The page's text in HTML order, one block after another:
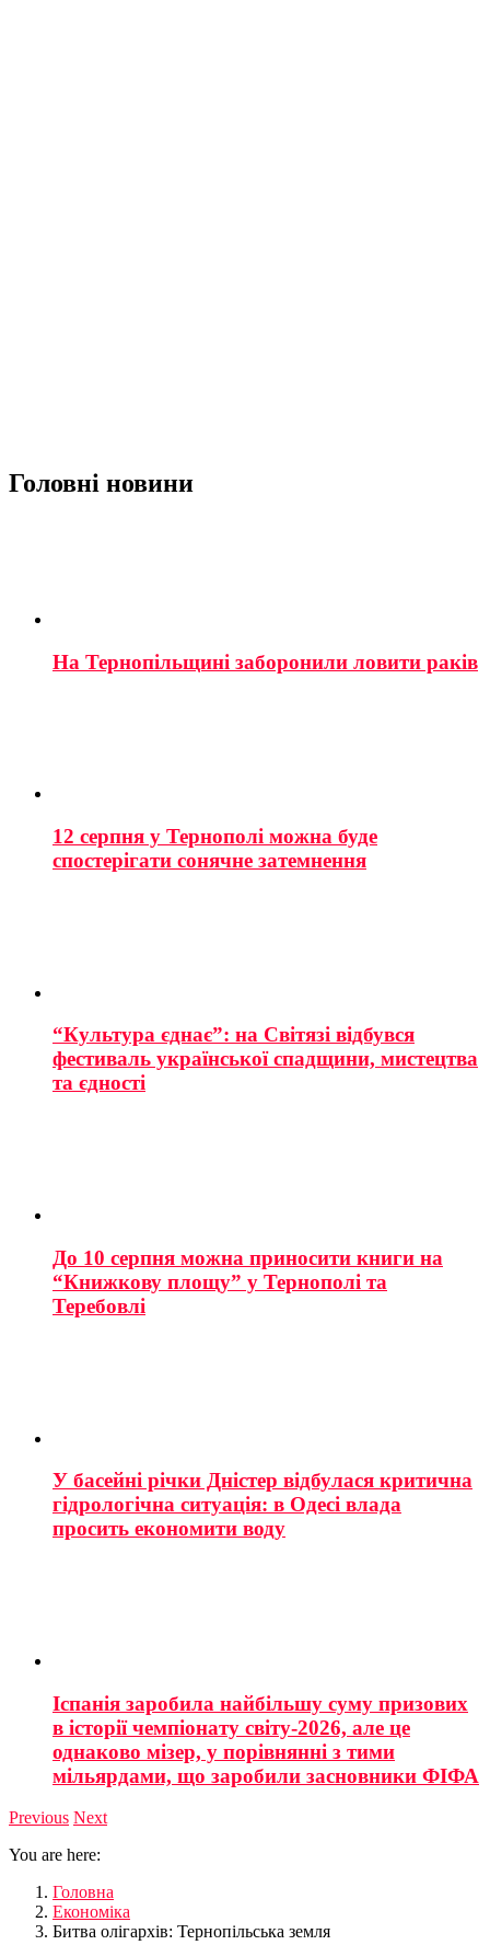
Головні новини
На Тернопільщині заборонили ловити раків
12 серпня у Тернополі можна буде
спостерігати сонячне затемнення
“Культура єднає”: на Світязі відбувся
фестиваль української спадщини, мистецтва
та єдності
До 10 серпня можна приносити книги на
“Книжкову площу” у Тернополі та
Теребовлі
У басейні річки Дністер відбулася критична
гідрологічна ситуація: в Одесі влада
просить економити воду
Іспанія заробила найбільшу суму призових
в історії чемпіонату світу-2026, але це
однаково мізер, у порівнянні з тими
мільярдами, що заробили засновники ФІФА
Previous Next
You are here:
Головна
Економіка
Битва олігархів: Тернопільська земля